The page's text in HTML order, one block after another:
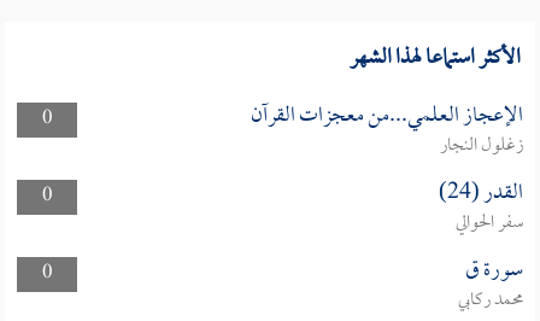
الأكثر استماعا لهذا الشهر
0 الإعجاز العلمي...من معجزات القرآن
زغلول النجار
0
القدر (24)
سفر الحوالي
0
سورة ق
محمد ركابي